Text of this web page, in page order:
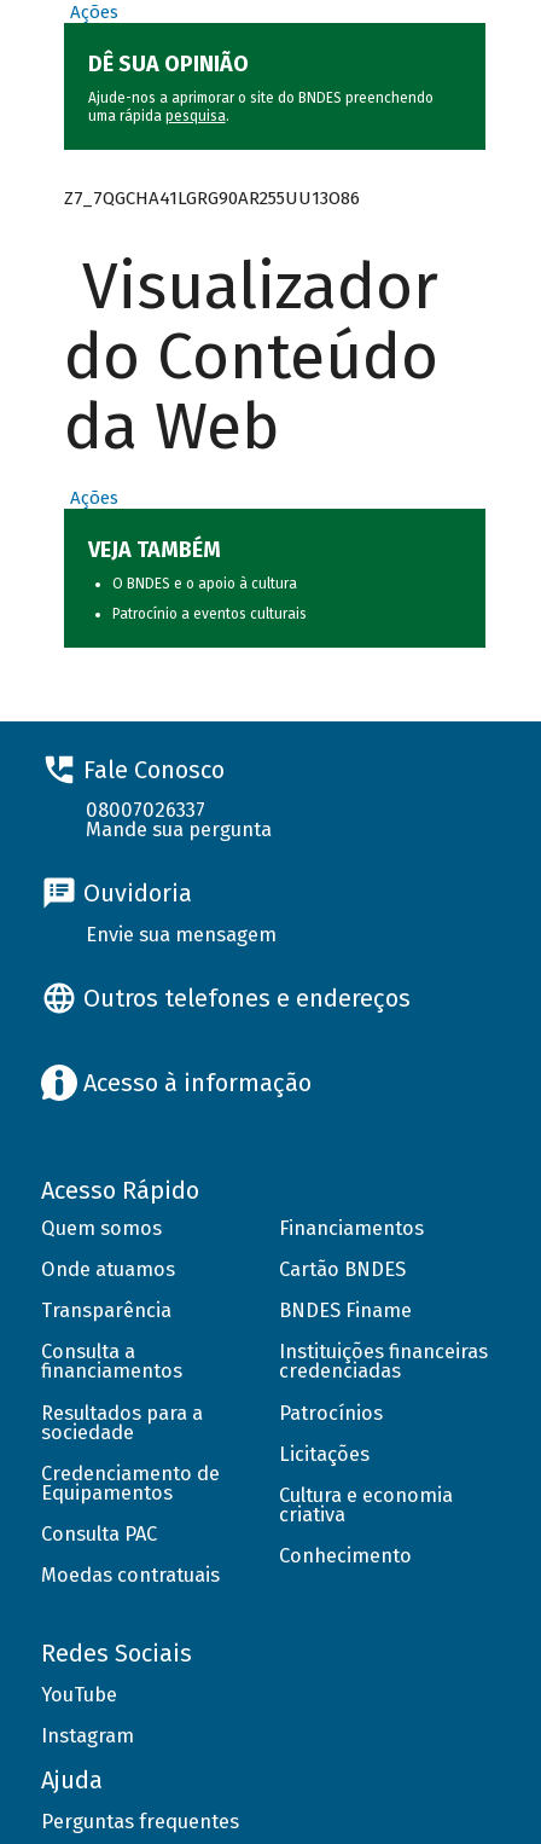
Ações
DÊ SUA OPINIÃO
Ajude-nos a aprimorar o site do BNDES preenchendo
uma rápida pesquisa.
Z7_7QGCHA41LGRG90AR255UU13O86
Visualizador
do Conteúdo
da Web
Ações
VEJA TAMBÉM
O BNDES e o apoio à cultura
Patrocínio a eventos culturais
Fale Conosco
08007026337
Mande sua pergunta
Ouvidoria
Envie sua mensagem
Outros telefones e endereços
Acesso à informação
Acesso Rápido
Quem somos
Onde atuamos
Transparência
Consulta a
financiamentos
Resultados para a
sociedade
Credenciamento de
Equipamentos
Consulta PAC
Moedas contratuais
Financiamentos
Cartão BNDES
BNDES Finame
Instituições financeiras
credenciadas
Patrocínios
Licitações
Cultura e economia
criativa
Conhecimento
Redes Sociais
YouTube
Instagram
Ajuda
Perguntas frequentes